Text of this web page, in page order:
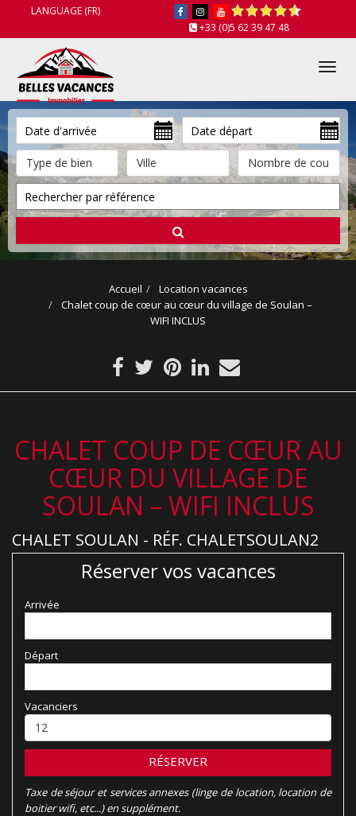
LANGUAGE (FR)
+33 (0)5 62 39 47 48
Accueil
Location vacances
Chalet coup de cœur au cœur du village de Soulan –
WIFI INCLUS
CHALET COUP DE CŒUR AU
CŒUR DU VILLAGE DE
SOULAN – WIFI INCLUS
CHALET SOULAN - RÉF. CHALETSOULAN2
Réserver vos vacances
Arrivée
Départ
Vacanciers
RÉSERVER
Taxe de séjour et services annexes (linge de location, location de
boitier wifi, etc...) en supplément.